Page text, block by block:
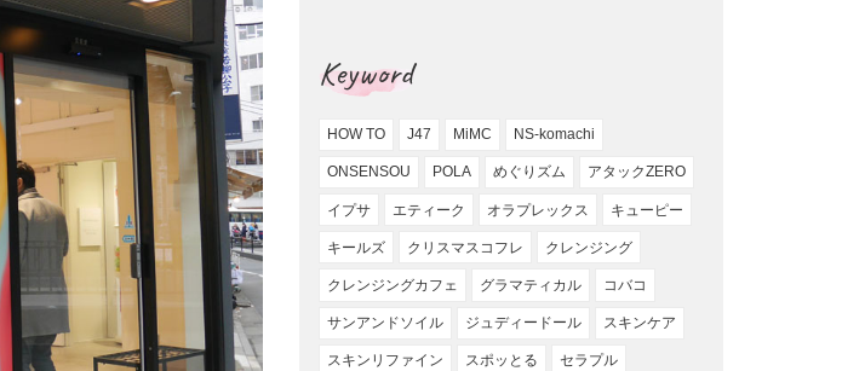
Keyword
HOW TO J47 MiMC NS-komachi
ONSENSOU POLA めぐりズム アタックZERO
イプサ エティーク オラプレックス キューピー
キールズ クリスマスコフレ クレンジング
クレンジングカフェ グラマティカル コバコ
サンアンドソイル ジュディードール スキンケア
スキンリファイン スポッとる セラプル